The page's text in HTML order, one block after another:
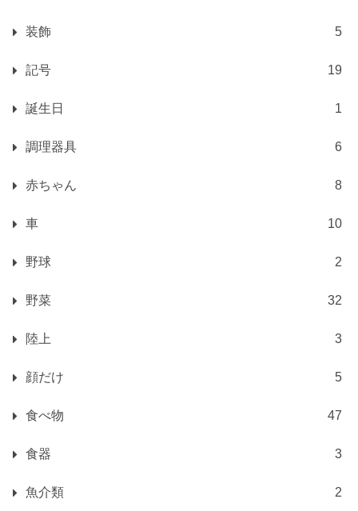
装飾 5
記号 19
誕生日 1
調理器具 6
赤ちゃん 8
車 10
野球 2
野菜 32
陸上 3
顔だけ 5
食べ物 47
食器 3
魚介類 2